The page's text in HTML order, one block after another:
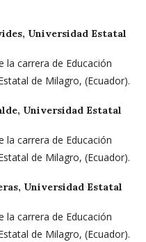
Universidad Estatal
la carrera de Educación
de Milagro, (Ecuador).
Universidad Estatal
la carrera de Educación
de Milagro, (Ecuador).
Universidad Estatal
la carrera de Educación
de Milagro, (Ecuador).